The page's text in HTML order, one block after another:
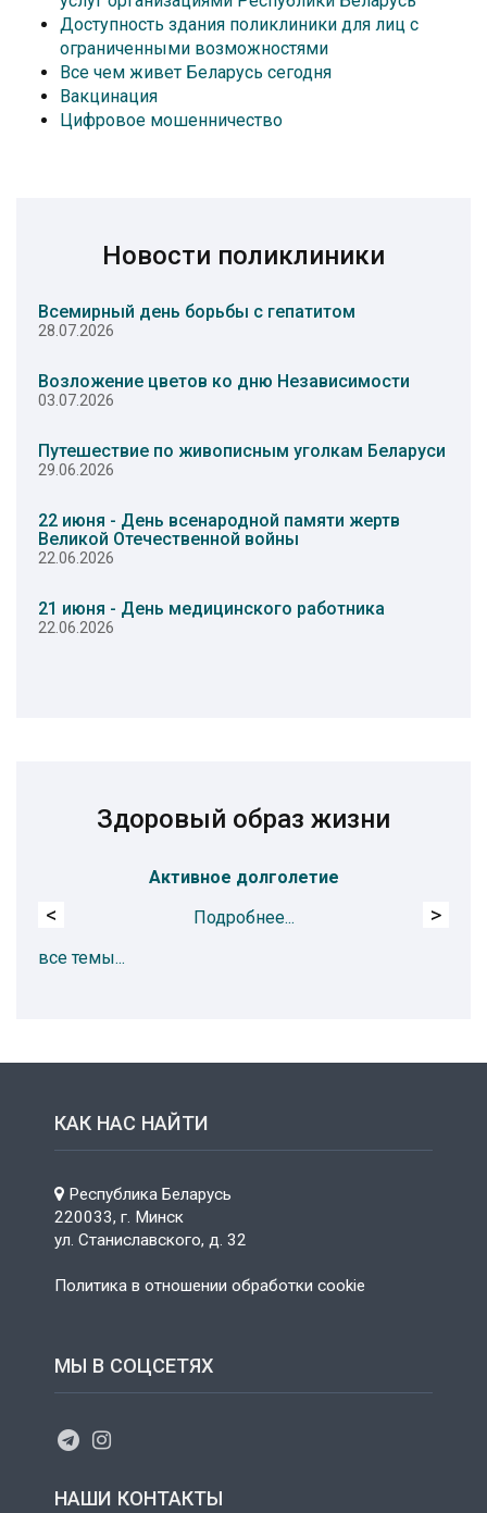
Доступность здания поликлиники для лиц с
ограниченными возможностями
Все чем живет Беларусь сегодня
Вакцинация
Цифровое мошенничество
Новости поликлиники
Всемирный день борьбы с гепатитом
28.07.2026
Возложение цветов ко дню Независимости
03.07.2026
Путешествие по живописным уголкам Беларуси
29.06.2026
22 июня - День всенародной памяти жертв
Великой Отечественной войны
22.06.2026
21 июня - День медицинского работника
22.06.2026
Здоровый образ жизни
Активное долголетие
Подробнее...
< >
все темы...
КАК НАС НАЙТИ
Республика Беларусь
220033, г. Минск
ул. Станиславского, д. 32
Политика в отношении обработки cookie
МЫ В СОЦСЕТЯХ
НАШИ КОНТАКТЫ